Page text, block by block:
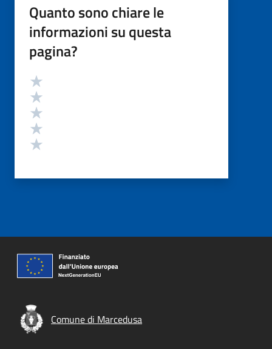
Quanto sono chiare le
informazioni su questa
pagina?
Valutazione
Comune di Marcedusa